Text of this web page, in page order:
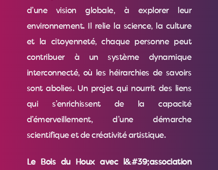
d’une vision globale, à explorer leur
environnement. Il relie la science, la culture
et la citoyenneté, chaque personne peut
contribuer à un système dynamique
interconnecté, où les héirarchies de savoirs
sont abolies. Un projet qui nourrit des liens
qui s’enrichissent de la capacité
d’émerveillement, d’une démarche
scientifique et de créativité artistique.
Le Bois du Houx avec l&#39;association